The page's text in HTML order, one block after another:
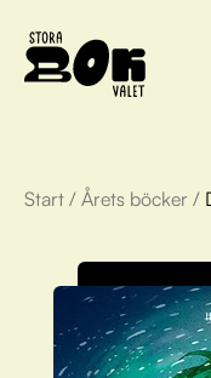
Årets
Om
Olivia
Start / Årets böcker /